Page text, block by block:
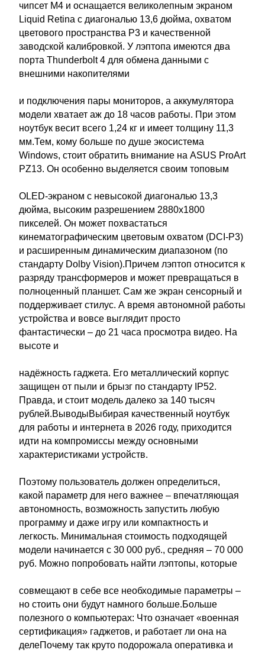
чипсет M4 и оснащается великолепным экраном
Liquid Retina с диагональю 13,6 дюйма, охватом
цветового пространства P3 и качественной
заводской калибровкой. У лэптопа имеются два
порта Thunderbolt 4 для обмена данными с
внешними накопителями
и подключения пары мониторов, а аккумулятора
модели хватает аж до 18 часов работы. При этом
ноутбук весит всего 1,24 кг и имеет толщину 11,3
мм.Тем, кому больше по душе экосистема
Windows, стоит обратить внимание на ASUS ProArt
PZ13. Он особенно выделяется своим топовым
OLED-экраном с невысокой диагональю 13,3
дюйма, высоким разрешением 2880x1800
пикселей. Он может похвастаться
кинематографическим цветовым охватом (DCI-P3)
и расширенным динамическим диапазоном (по
стандарту Dolby Vision).Причем лэптоп относится к
разряду трансформеров и может превращаться в
полноценный планшет. Сам же экран сенсорный и
поддерживает стилус. А время автономной работы
устройства и вовсе выглядит просто
фантастически – до 21 часа просмотра видео. На
высоте и
надёжность гаджета. Его металлический корпус
защищен от пыли и брызг по стандарту IP52.
Правда, и стоит модель далеко за 140 тысяч
рублей.ВыводыВыбирая качественный ноутбук
для работы и интернета в 2026 году, приходится
идти на компромиссы между основными
характеристиками устройств.
Поэтому пользователь должен определиться,
какой параметр для него важнее – впечатляющая
автономность, возможность запустить любую
программу и даже игру или компактность и
легкость. Минимальная стоимость подходящей
модели начинается с 30 000 руб., средняя – 70 000
руб. Можно попробовать найти лэптопы, которые
совмещают в себе все необходимые параметры –
но стоить они будут намного больше.Больше
полезного о компьютерах: Что означает «военная
сертификация» гаджетов, и работает ли она на
делеПочему так круто подорожала оперативка и